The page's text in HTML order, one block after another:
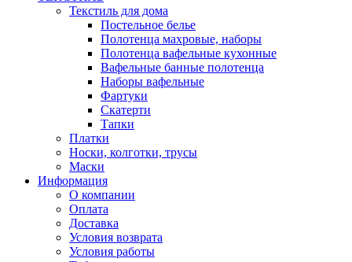
Текстиль для дома
Постельное белье
Полотенца махровые, наборы
Полотенца вафельные кухонные
Вафельные банные полотенца
Наборы вафельные
Фартуки
Скатерти
Тапки
Платки
Носки, колготки, трусы
Маски
Информация
О компании
Оплата
Доставка
Условия возврата
Условия работы